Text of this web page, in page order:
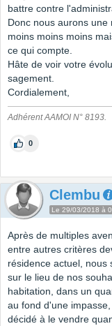
battre contre
Donc nous aurons
moins moins moins
ce qui compte.
Hâte de voir votre
sagement.
Cordialement,
Adhérent AAMOI N° 8193.
0
Clembu
Le 29/03/2018 à
Après de multiples
entre autres critères
résidence actuel, nous
sur le lieu de nos
habitation, dans un
au fond d'une
décidé à le vendre